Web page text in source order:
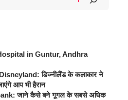
in Guntur, Andhra
डिज्नीलैंड के कलाकार ने
आप भी हैरान
जाने कैसे बने गूगल के सबसे अधिक